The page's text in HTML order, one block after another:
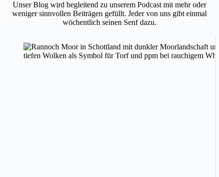
Unser Blog wird begleitend zu unserem Podcast mit mehr oder
weniger sinnvollen Beiträgen gefüllt. Jeder von uns gibt einmal
wöchentlich seinen Senf dazu.